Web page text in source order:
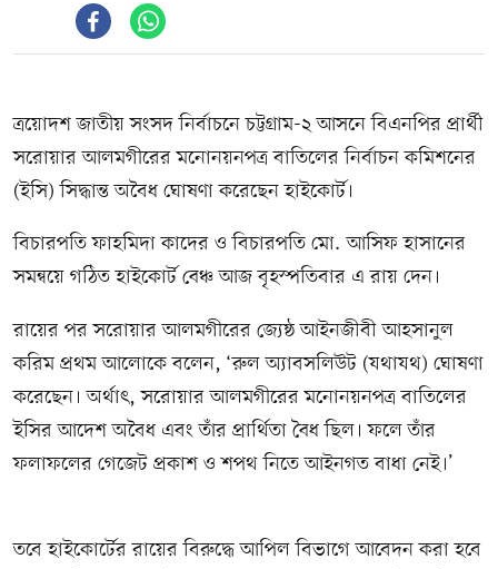
ত্রয়োদশ জাতীয় সংসদ নির্বাচনে চট্টগ্রাম-২ আসনে বিএনপির প্রার্থী
সরোয়ার আলমগীরের মনোনয়নপত্র বাতিলের নির্বাচন কমিশনের
(ইসি) সিদ্ধান্ত অবৈধ ঘোষণা করেছেন হাইকোর্ট।
বিচারপতি ফাহমিদা কাদের ও বিচারপতি মো. আসিফ হাসানের
সমন্বয়ে গঠিত হাইকোর্ট বেঞ্চ আজ বৃহস্পতিবার এ রায় দেন।
রায়ের পর সরোয়ার আলমগীরের জ্যেষ্ঠ আইনজীবী আহসানুল
করিম প্রথম আলোকে বলেন, ‘রুল অ্যাবসলিউট (যথাযথ) ঘোষণা
করেছেন। অর্থাৎ, সরোয়ার আলমগীরের মনোনয়নপত্র বাতিলের
ইসির আদেশ অবৈধ এবং তাঁর প্রার্থিতা বৈধ ছিল। ফলে তাঁর
ফলাফলের গেজেট প্রকাশ ও শপথ নিতে আইনগত বাধা নেই।’
তবে হাইকোর্টের রায়ের বিরুদ্ধে আপিল বিভাগে আবেদন করা হবে